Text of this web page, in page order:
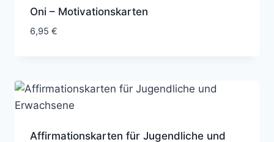
Oni – Motivationskarten
6,95 €
Affirmationskarten für Jugendliche und